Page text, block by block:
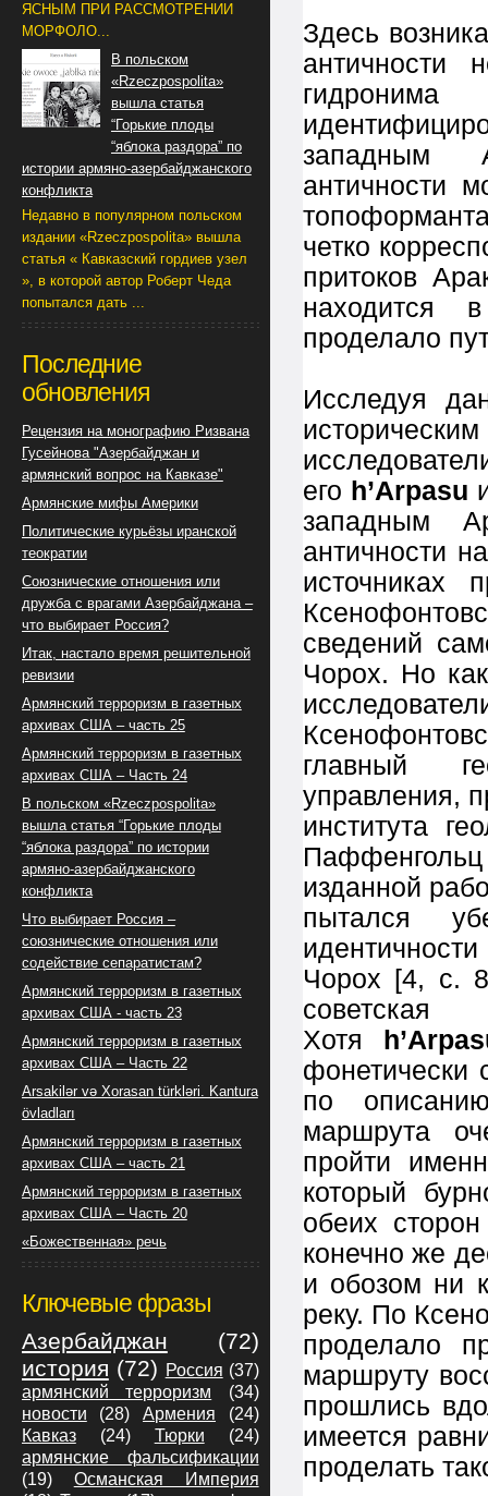
Здесь
античности
западным
античности
четко
притоков
находится
проделало
Исследуя
его h’Arpasu
западным
античности
источниках
сведений
Чорох. Но
главный
управления,
института
изданной
пытался
Чорох [4, с.
Хотя
фонетически
по
маршрута
пройти
который
обеих
конечно же
и обозом ни
реку. По
проделало
маршруту
прошлись
имеется
проделать
ЯСНЫМ ПРИ РАССМОТРЕНИИ
МОРФОЛО...
В польском
«Rzeczpospolita»
вышла статья
“Горькие плоды
“яблока раздора” по
истории армяно-азербайджанского
конфликта
Недавно в популярном польском
издании «Rzeczpospolita» вышла
статья « Кавказский гордиев узел
», в которой автор Роберт Чеда
попытался дать ...
Последние
обновления
Рецензия на монографию Ризвана
Гусейнова "Азербайджан и
армянский вопрос на Кавказе"
Армянские мифы Америки
Политические курьёзы иранской
теократии
Союзнические отношения или
дружба с врагами Азербайджана –
что выбирает Россия?
Итак, настало время решительной
ревизии
Армянский терроризм в газетных
архивах США – часть 25
Армянский терроризм в газетных
архивах США – Часть 24
В польском «Rzeczpospolita»
вышла статья “Горькие плоды
“яблока раздора” по истории
армяно-азербайджанского
конфликта
Что выбирает Россия –
союзнические отношения или
содействие сепаратистам?
Армянский терроризм в газетных
архивах США - часть 23
Армянский терроризм в газетных
архивах США – Часть 22
Arsakilər və Xorasan türkləri. Kantura
övladları
Армянский терроризм в газетных
архивах США – часть 21
Армянский терроризм в газетных
архивах США – Часть 20
«Божественная» речь
Ключевые фразы
Азербайджан
(72)
история (72) Россия (37)
армянский терроризм
(34)
новости
(28) Армения
(24)
Кавказ
(24) Тюрки
(24)
армянские фальсификации
(19)
Османская Империя